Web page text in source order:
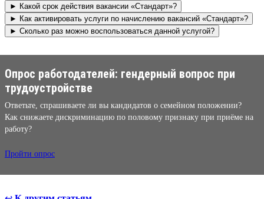
► Какой срок действия вакансии «Стандарт»?
► Как активировать услуги по начислению вакансий «Стандарт»?
► Сколько раз можно воспользоваться данной услугой?
Опрос работодателей: гендерный вопрос при
трудоустройстве
Ответьте, спрашиваете ли вы кандидатов о семейном положении?
Как снижаете дискриминацию по половому признаку при приёме на
работу?
Пройти опрос